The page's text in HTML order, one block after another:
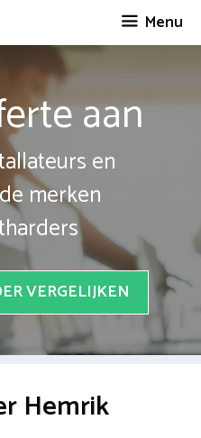
Menu
aan
en
merken
VERGELIJKEN
Hemrik